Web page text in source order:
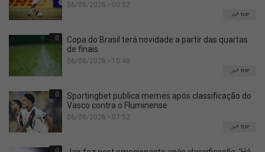
06/08/2026 • 00:02
TOP
0
Copa do Brasil terá novidade a partir das quartas
de finais
06/08/2026 • 10:46
TOP
0
Sportingbet publica memes após classificação do
Vasco contra o Fluminense
06/08/2026 • 07:52
TOP
0